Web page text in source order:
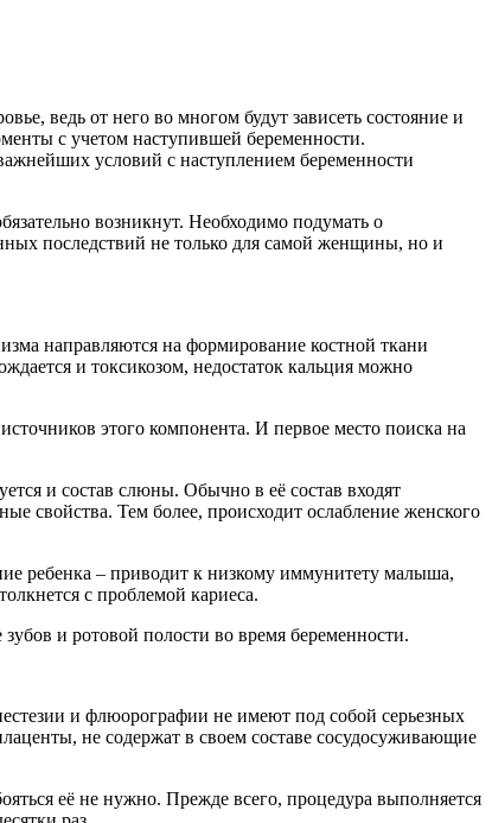
ведь от него во многом будут зависеть состояние и
с учетом наступившей беременности.
условий с наступлением беременности
возникнут. Необходимо подумать о
последствий не только для самой женщины, но и
направляются на формирование костной ткани
и токсикозом, недостаток кальция можно
этого компонента. И первое место поиска на
и состав слюны. Обычно в её состав входят
свойства. Тем более, происходит ослабление женского
ребенка – приводит к низкому иммунитету малыша,
с проблемой кариеса.
и ротовой полости во время беременности.
и флюорографии не имеют под собой серьезных
не содержат в своем составе сосудосуживающие
её не нужно. Прежде всего, процедура выполняется